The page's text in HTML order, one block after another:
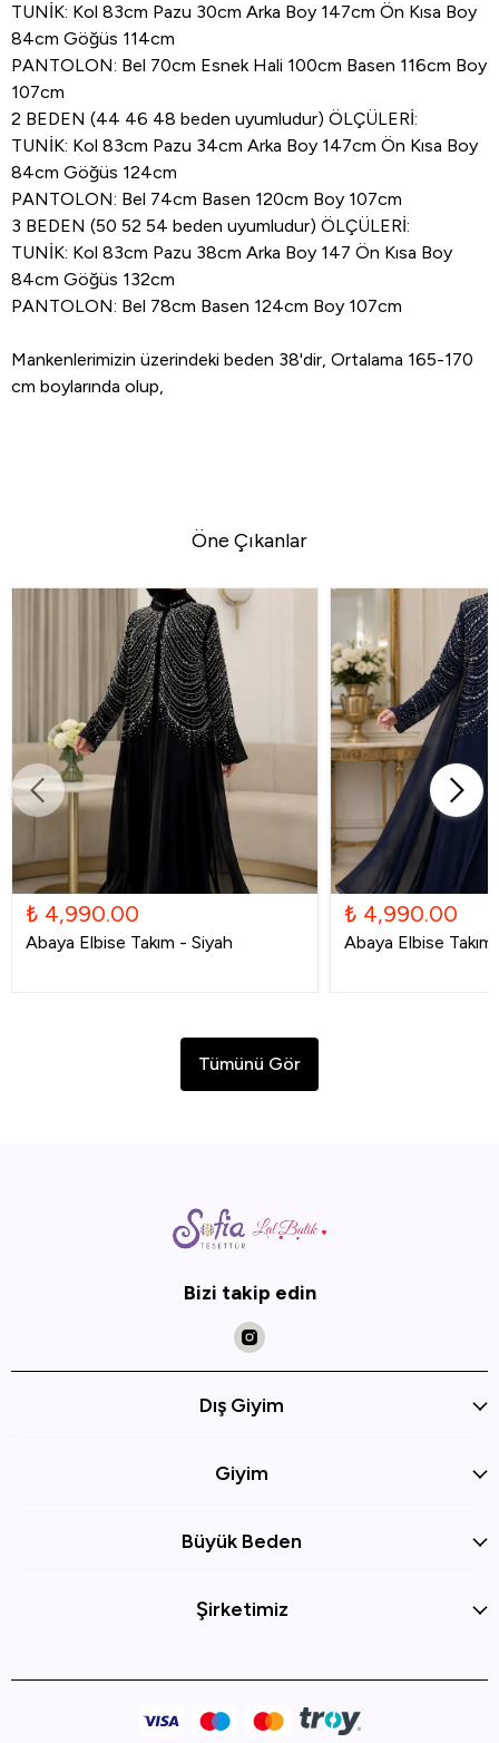
TUNİK: Kol 83cm Pazu 30cm Arka Boy 147cm Ön Kısa Boy
84cm Göğüs 114cm
PANTOLON: Bel 70cm Esnek Hali 100cm Basen 116cm Boy
107cm
2 BEDEN (44 46 48 beden uyumludur) ÖLÇÜLERİ:
TUNİK: Kol 83cm Pazu 34cm Arka Boy 147cm Ön Kısa Boy
84cm Göğüs 124cm
PANTOLON: Bel 74cm Basen 120cm Boy 107cm
3 BEDEN (50 52 54 beden uyumludur) ÖLÇÜLERİ:
TUNİK: Kol 83cm Pazu 38cm Arka Boy 147 Ön Kısa Boy
84cm Göğüs 132cm
PANTOLON: Bel 78cm Basen 124cm Boy 107cm
Mankenlerimizin üzerindeki beden 38'dir, Ortalama 165-170
cm boylarında olup,
Öne Çıkanlar
₺ 4,990.00
Abaya Elbise Takım - Siyah
₺ 4,990.00
Abaya Elbise
Tümünü Gör
Bizi takip edin
Dış Giyim
Giyim
Büyük Beden
Şirketimiz